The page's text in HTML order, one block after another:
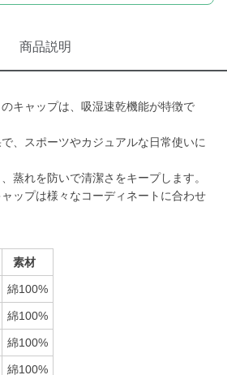
商品説明
キャップは、吸湿速乾機能が特徴で
、スポーツやカジュアルな日常使いに
蒸れを防いで清潔さをキープします。
ップは様々なコーディネートに合わせ
素材
綿100%
綿100%
綿100%
綿100%